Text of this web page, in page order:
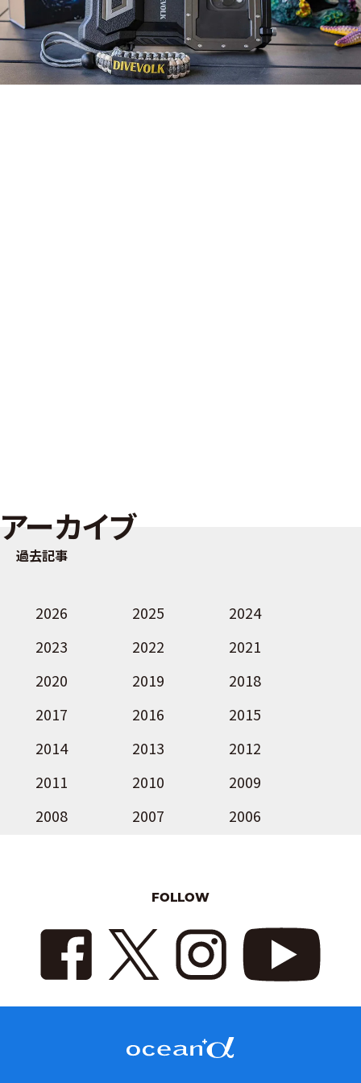
アーカイブ
過去記事
2026 2025
2024
2023
2022
2021
2020
2019
2018
2017
2016
2015
2014
2013
2012
2011
2010
2009
2008
2007 2006
FOLLOW